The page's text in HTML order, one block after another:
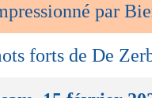
par
forts de De